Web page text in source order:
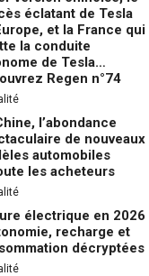
éclatant de Tesla
et la France qui
la conduite
de Tesla…
Regen n°74
l’abondance
de nouveaux
automobiles
les acheteurs
électrique en 2026
recharge et
décryptées